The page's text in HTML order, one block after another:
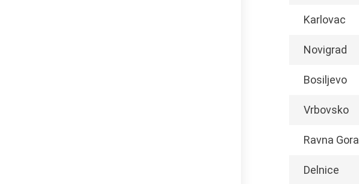
Karlovac
Novigrad
Bosiljevo
Vrbovsko
Ravna Gora
Delnice